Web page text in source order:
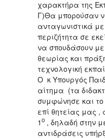
χαρακτήρα της
Γ)Θα μπορούσαν
ανταγωνιστικά
περιζήτητα σε
να σπουδάσουν
θεωρίας και
τεχνολογική
Ο κ Υπουργός
αίτημα (τα
συμφώνησε και
επί θητείας μας
1ο , δηλαδή στην
αντιδράσεις